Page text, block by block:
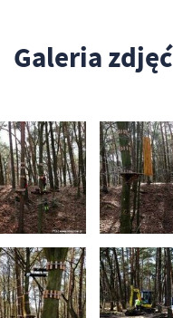
Galeria zdjęć